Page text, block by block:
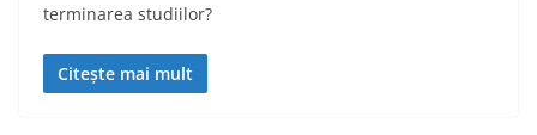
terminarea studiilor?
Citește mai mult